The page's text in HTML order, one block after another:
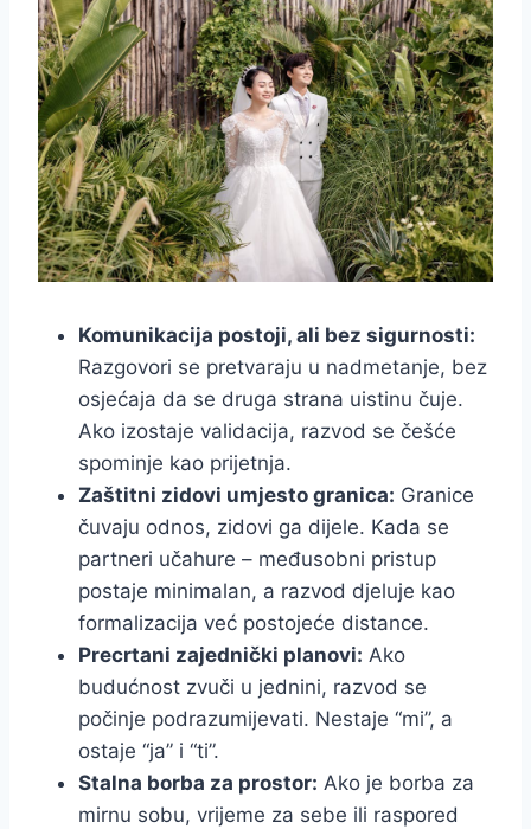
Komunikacija postoji, ali bez sigurnosti:
Razgovori se pretvaraju u nadmetanje, bez
osjećaja da se druga strana uistinu čuje.
Ako izostaje validacija, razvod se češće
spominje kao prijetnja.
Zaštitni zidovi umjesto granica: Granice
čuvaju odnos, zidovi ga dijele. Kada se
partneri učahure – međusobni pristup
postaje minimalan, a razvod djeluje kao
formalizacija već postojeće distance.
Precrtani zajednički planovi: Ako
budućnost zvuči u jednini, razvod se
počinje podrazumijevati. Nestaje “mi”, a
ostaje “ja” i “ti”.
Stalna borba za prostor: Ako je borba za
mirnu sobu, vrijeme za sebe ili raspored